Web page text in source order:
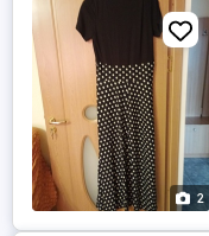
2